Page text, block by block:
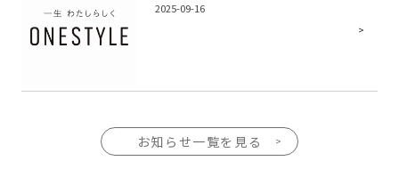
2025-09-16
お知らせ一覧を見る